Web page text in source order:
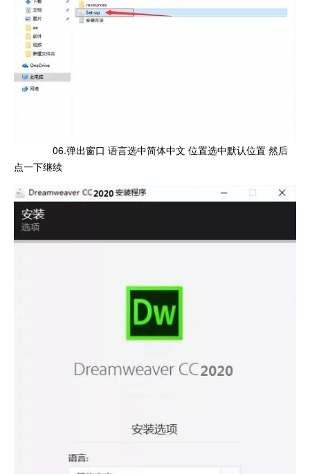
06.弹出窗口 语言选中简体中文 位置选中默认位置 然后
点一下继续